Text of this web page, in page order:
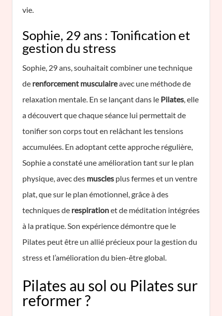
vie.
Sophie, 29 ans : Tonification et
gestion du stress
Sophie, 29 ans, souhaitait combiner une technique
de renforcement musculaireavec une méthode de
relaxation mentale. En se lançant dans le Pilates, elle
a découvert que chaque séance lui permettait de
tonifier son corps tout en relâchant les tensions
accumulées. En adoptant cette approche régulière,
Sophie a constaté une amélioration tant sur le plan
physique, avec des muscles plus fermes et un ventre
plat, que sur le plan émotionnel, grâce à des
techniques de respirationet de méditation intégrées
à la pratique. Son expérience démontre que le
Pilates peut être un allié précieux pour la gestion du
stress et l’amélioration du bien-être global.
Pilates au sol ou Pilates sur
reformer ?